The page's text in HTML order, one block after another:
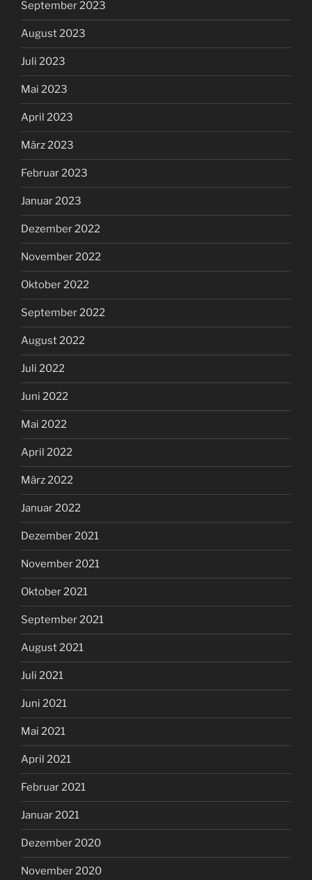
September 2023
August 2023
Juli 2023
Mai 2023
April 2023
März 2023
Februar 2023
Januar 2023
Dezember 2022
November 2022
Oktober 2022
September 2022
August 2022
Juli 2022
Juni 2022
Mai 2022
April 2022
März 2022
Januar 2022
Dezember 2021
November 2021
Oktober 2021
September 2021
August 2021
Juli 2021
Juni 2021
Mai 2021
April 2021
Februar 2021
Januar 2021
Dezember 2020
November 2020